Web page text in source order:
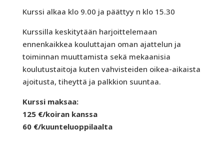
Kurssi alkaa klo 9.00 ja päättyy n klo 15.30
Kurssilla keskitytään harjoittelemaan
ennenkaikkea kouluttajan oman ajattelun ja
toiminnan muuttamista sekä mekaanisia
koulutustaitoja kuten vahvisteiden oikea-aikaista
ajoitusta, tiheyttä ja palkkion suuntaa.
Kurssi maksaa:
125 €/koiran kanssa
60 €/kuunteluoppilaalta